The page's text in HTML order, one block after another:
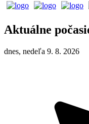
Aktuálne
dnes, nedeľa 9. 8. 2026